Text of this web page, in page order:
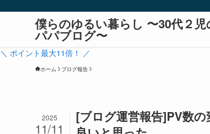
僕らのゆるい暮らし 〜30代２児
パパブログ〜
＼ ポイント最大11倍！ ／
ホーム ブログ報告
[ブログ運営報告]PV数
2025
11/11